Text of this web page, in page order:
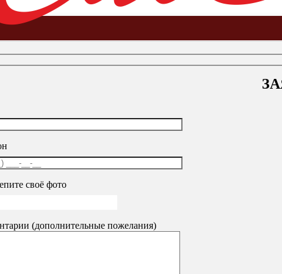
своё фото
(дополнительные пожелания)
-Брифинг-приставка к столам-Шкаф закрытый «Канц»,
559848₽
2350 ₽
цвет венге (КОМПЛЕКТ)